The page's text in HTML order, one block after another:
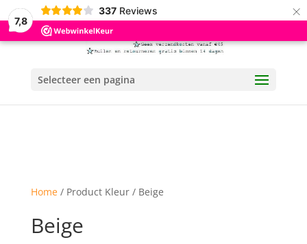
7,8
337 Reviews ×
Selecteer een pagina
Home/ Product Kleur / Beige
Beige